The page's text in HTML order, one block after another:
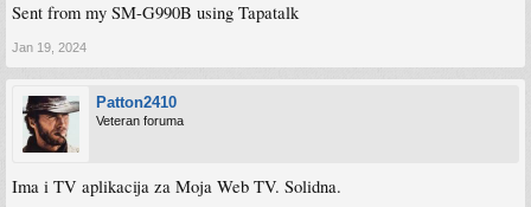
Sent from my SM-G990B using Tapatalk
Jan 19, 2024
Patton2410
Veteran foruma
Ima i TV aplikacija za Moja Web TV. Solidna.